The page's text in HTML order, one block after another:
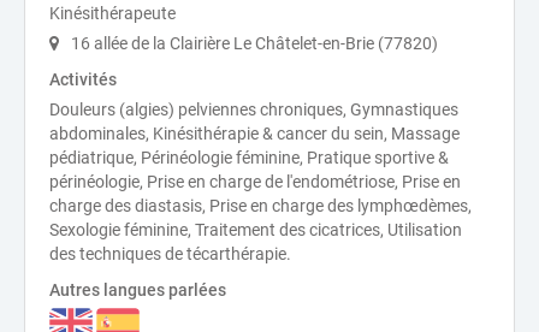
Kinésithérapeute
16 allée de la Clairière Le Châtelet-en-Brie (77820)
Activités
Douleurs (algies) pelviennes chroniques, Gymnastiques
abdominales, Kinésithérapie & cancer du sein, Massage
pédiatrique, Périnéologie féminine, Pratique sportive &
périnéologie, Prise en charge de l'endométriose, Prise en
charge des diastasis, Prise en charge des lymphœdèmes,
Sexologie féminine, Traitement des cicatrices, Utilisation
des techniques de técarthérapie.
Autres langues parlées